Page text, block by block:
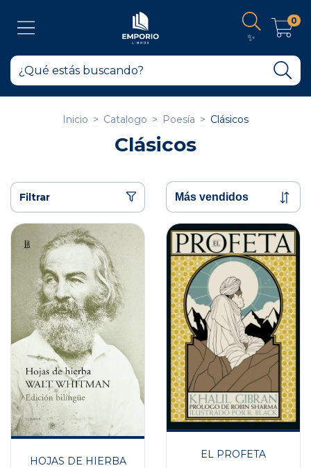
✨
0
Inicio > Catalogo > Poesía > Clásicos
Clásicos
Filtrar
HOJAS DE HIERBA
EL PROFETA